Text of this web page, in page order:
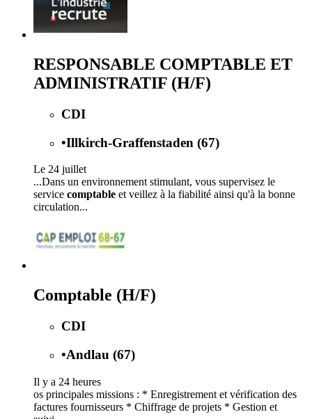
RESPONSABLE COMPTABLE ET
ADMINISTRATIF (H/F)
CDI
•Illkirch-Graffenstaden (67)
Le 24 juillet
...Dans un environnement stimulant, vous supervisez le
service comptable et veillez à la fiabilité ainsi qu'à la bonne
circulation...
Comptable (H/F)
CDI
•Andlau (67)
Il y a 24 heures
os principales missions : * Enregistrement et vérification des
factures fournisseurs * Chiffrage de projets * Gestion et